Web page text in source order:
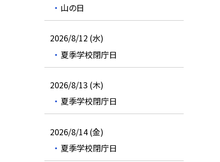
山の日
2026/8/12 (水)
夏季学校閉庁日
2026/8/13 (木)
夏季学校閉庁日
2026/8/14 (金)
夏季学校閉庁日